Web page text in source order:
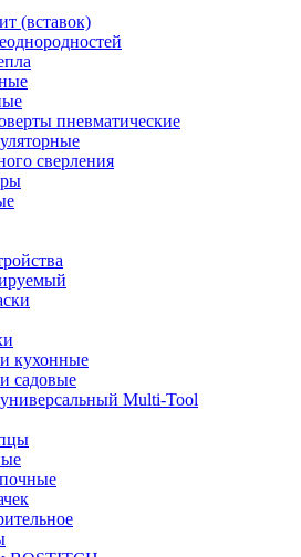
(вставок)
пневматические
сверления
кухонные
садовые
Multi-Tool